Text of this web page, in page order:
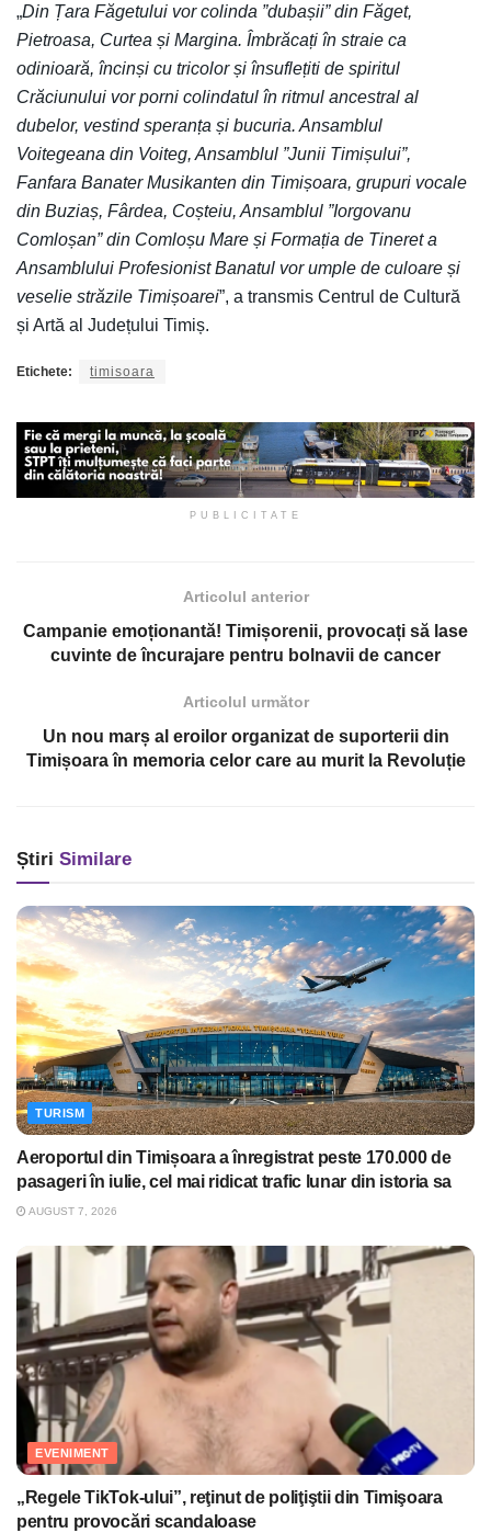
„Din Țara Făgetului vor colinda ”dubașii” din Făget,
Pietroasa, Curtea și Margina. Îmbrăcați în straie ca
odinioară, încinși cu tricolor și însuflețiti de spiritul
Crăciunului vor porni colindatul în ritmul ancestral al
dubelor, vestind speranța și bucuria. Ansamblul
Voitegeana din Voiteg, Ansamblul ”Junii Timișului”,
Fanfara Banater Musikanten din Timișoara, grupuri vocale
din Buziaș, Fârdea, Coșteiu, Ansamblul ”Iorgovanu
Comloșan” din Comloșu Mare și Formația de Tineret a
Ansamblului Profesionist Banatul vor umple de culoare și
veselie străzile Timișoarei”, a transmis Centrul de Cultură
și Artă al Județului Timiș.
Etichete: timisoara
PUBLICITATE
Articolul anterior
Campanie emoționantă! Timișorenii, provocați să lase
cuvinte de încurajare pentru bolnavii de cancer
Articolul următor
Un nou marș al eroilor organizat de suporterii din
Timișoara în memoria celor care au murit la Revoluție
Știri Similare
TURISM
Aeroportul din Timișoara a înregistrat peste 170.000 de
pasageri în iulie, cel mai ridicat trafic lunar din istoria sa
AUGUST 7, 2026
EVENIMENT
„Regele TikTok-ului”, reţinut de poliţiştii din Timişoara
pentru provocări scandaloase